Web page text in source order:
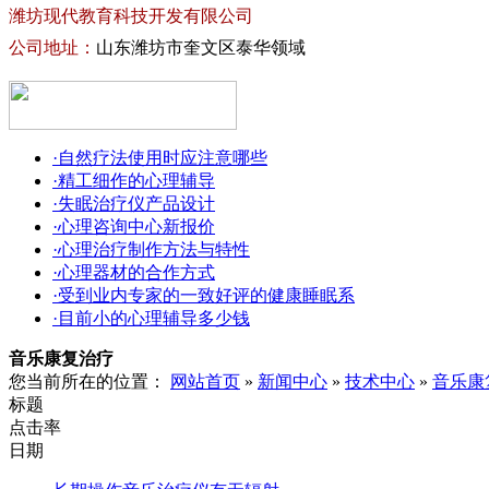
潍坊现代教育科技开发有限公司
公司地址： 山东潍坊市奎文区泰华领域
·自然疗法使用时应注意哪些
·精工细作的心理辅导
·失眠治疗仪产品设计
·心理咨询中心新报价
·心理治疗制作方法与特性
·心理器材的合作方式
·受到业内专家的一致好评的健康睡眠系
·目前小的心理辅导多少钱
音乐康复治疗
您当前所在的位置：
网站首页 » 新闻中心 » 技术中心 » 音乐康
标题
点击率
日期